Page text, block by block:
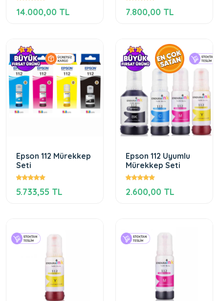
14.000,00 TL 7.800,00 TL
Epson 112 Mürekkep
Seti
5.733,55 TL
Epson 112 Uyumlu
Mürekkep Seti
2.600,00 TL